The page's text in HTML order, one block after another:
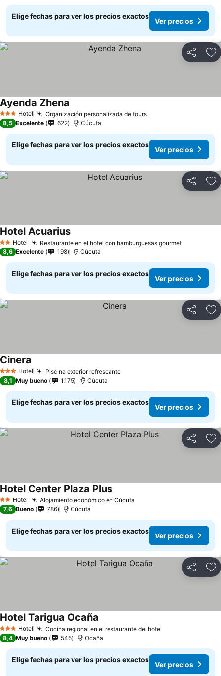
Elige fechas para ver los precios exactos
Ver precios
Compartir
3 Estrellas
Hotel Organización personalizada de tours
Ayenda Zhena
8,5 Excelente 622 Cúcuta
Elige fechas para ver los precios exactos
Ver precios
Compartir
2 Estrellas
Hotel Restaurante en el hotel con hamburguesas gourmet
Hotel Acuarius
8,6 Excelente 198 Cúcuta
Elige fechas para ver los precios exactos
Ver precios
Compartir
3 Estrellas
Hotel Piscina exterior refrescante
Cinera
8,1 Muy bueno 1.175 Cúcuta
Elige fechas para ver los precios exactos
Ver precios
Compartir
2 Estrellas
Hotel Alojamiento económico en Cúcuta
Hotel Center Plaza Plus
7,6 Bueno 786 Cúcuta
Elige fechas para ver los precios exactos
Ver precios
Compartir
3 Estrellas
Hotel Cocina regional en el restaurante del hotel
Hotel Tarigua Ocaña
8,4 Muy bueno 545 Ocaña
Elige fechas para ver los precios exactos
Ver precios